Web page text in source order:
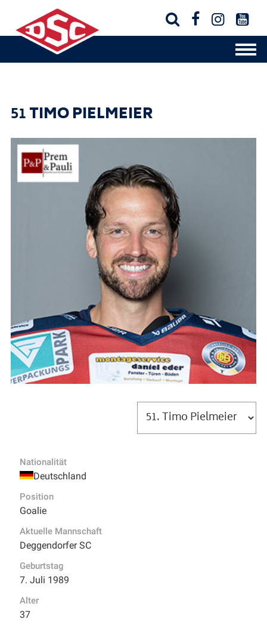
   
51TIMO PIELMEIER
Nationalität
Deutschland
Position
Goalie
Aktuelle Mannschaft
Deggendorfer SC
Geburtstag
7. Juli 1989
Alter
37